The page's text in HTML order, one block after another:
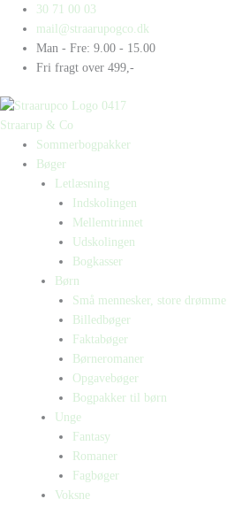
indholdet
30 71 00 03
mail@straarupogco.dk
Man - Fre: 9.00 - 15.00
Fri fragt over 499,-
Straarup & Co
Sommerbogpakker
Bøger
Letlæsning
Indskolingen
Mellemtrinnet
Udskolingen
Bogkasser
Børn
Små mennesker, store drømme
Billedbøger
Faktabøger
Børneromaner
Opgavebøger
Bogpakker til børn
Unge
Fantasy
Romaner
Fagbøger
Voksne
Products
search
Products
search
antal